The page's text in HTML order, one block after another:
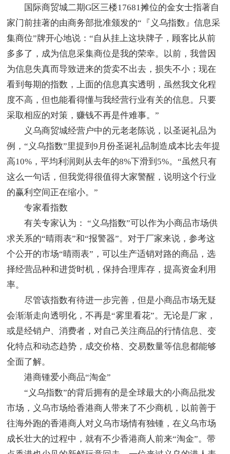
国际商贸城二期G区三楼17681摊位的金女士指著自
家门前挂著的由商务部批准颁发的“『义乌指数』信息采
集商位”牌开心地说：“自从挂上这块牌子，顾客比从前
多多了，成为信息采集商位是我的荣幸。以前，我曾因
为信息失真而导致进来的货卖不出去，损失不小；现在
看到每期的指数，上面的信息真实透明，虽然我文化程
度不高，但也能看得懂与我经营行业有关的信息。只要
采取相应的对策，赚钱不再是件难事。”
义乌商贸城经营户中的元老老陈说，以圣诞礼品为
例，“义乌指数”里提到9月份圣诞礼品制造成本比去年提
高10%，平均利润则从去年的8%下滑到5%。“虽然只有
这么一句话，但我觉得很值得大家警醒，说明这个行业
的赢利空间正在缩小。”
专家看指数
有关专家认为： “义乌指数”可以作为小商品市场供
求关系的“晴雨表”和“报警器”。对于厂家来说，参考这
个公开的市场“晴雨表”，可以生产适销对路的商品，选
择经营品种和进货时机，保持合理库存，提高资金利用
率。
尽管该指数有待进一步完善，但是小商品市场无疑
会渐渐走向透明化，不再是“雾里看花”。无论是厂家，
或是经销户、消费者，对自己关注商品的行情信息、变
化特点和动态趋势，成交价格、交易数量等信息都能够
全面了解。
港商锺爱小商品“淘金”
“义乌指数”的背后拥有的是全球最大的小商品批发
市场，义乌市场给香港商人带来了不少商机，以前善于
往海外跑的香港商人对义乌市场情有独锺，在义乌市场
成长壮大的过程中，就有不少香港商人前来“淘金”。带